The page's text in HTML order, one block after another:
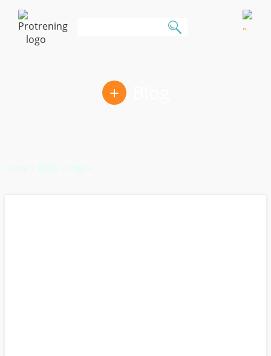
Home BLOG Page 4